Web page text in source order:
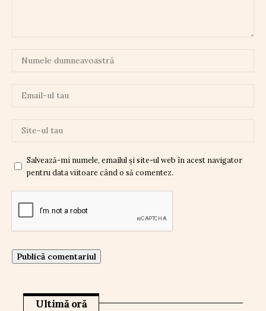
Salvează-mi numele, emailul și site-ul web în acest navigator
pentru data viitoare când o să comentez.
Ultimă oră